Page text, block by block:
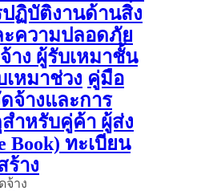
ฏิบัติงานด้านสิ่ง
ความปลอดภัย
าง ผู้รับเหมาชั้น
หมาช่วง คู่มือ
จ้างและการ
ำหรับคู่ค้า ผู้ส่ง
Book) ทะเบียน
ร้าง
จ้าง